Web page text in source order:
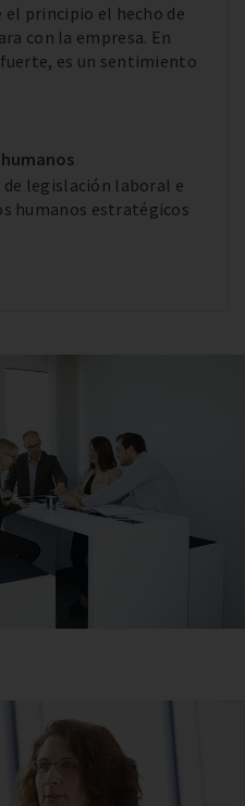
el principio el hecho de
con la empresa. En
fuerte, es un sentimiento
de legislación laboral e
humanos estratégicos